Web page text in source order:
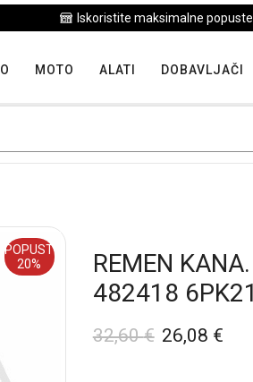
Iskoristite maksimalne
MOTO ALATI DOBAVLJAČI
POPUST
20%
REMEN
482418
32,60€ 26,08 €